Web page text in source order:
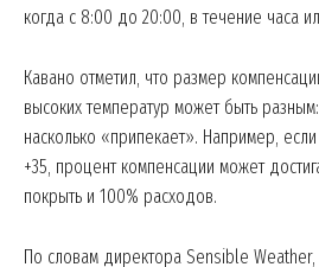
когда с 8:00 до 20:00, в течение часа
Кавано отметил, что размер
высоких температур может быть
насколько «припекает». Например,
+35, процент компенсации может
покрыть и 100% расходов.
По словам директора Sensible Weather,